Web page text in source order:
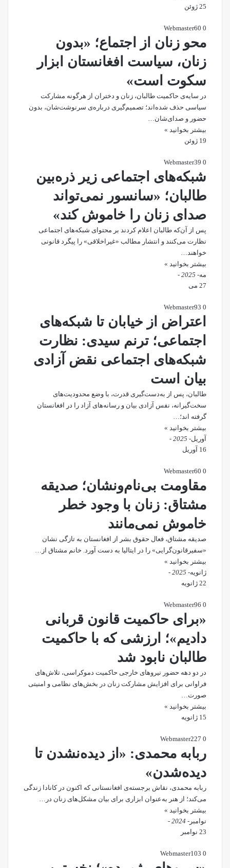
25 ژوئن
Webmaster 0
محو زنان از اجتماع؛ «بدون
زنان، سیاست افغانستان ابزار
سکوت است»
در سایه‌ی حاکمیت طالبان، زنان و دختران از هرگونه مشارکت
سیاسی حذف شده‌اند؛ تصمیم‌گیری درباره‌ی سرنوشت‌شان، بدون
حضور و صدای‌شان…
بیشتر بخوانید »
19 ژوئن
Webmaster 0
شبکه‌های اجتماعی زیر ذره‌بین
طالبان؛ «سانسور نمی‌تواند
صدای زنان را خاموش کند»
پس از آن‌که طالبان اعلام کردند بر محتوای شبکه‌های اجتماعی
نظارت می‌کنند و انتشار مطالب «غیراخلاقی» را پیگرد قانونی
خواهند…
بیشتر بخوانید »
مه- 2025 -
27 می
Webmaster 0
اعتراض از خیابان تا شبکه‌های
اجتماعی؛ ترنم سیدی: نظارت
شبکه‌های اجتماعی نقض آزادی
بیان است
طالبان، پس از به‌دست‌گیری قدرت، با وضع محدودیت‌های
سخت‌گیرانه، نفس آزادی بیان و رسانه‌های آزاد را در افغانستان
گرفته ‌اند؛…
بیشتر بخوانید »
آوریل- 2025 -
16 آوریل
Webmaster 0
مقاومت بی‌نام‌ونشان؛ صدیقه
مشتاق: زنان با وجود خطر
خاموش نمی‌مانند
صدیقه مشتاق، فعال حقوق بشر از افغانستان به تازگی نشان
«سفیرقانون‌گرایی» را در ایتالیا به دست آورد. خانم مشتاق از…
بیشتر بخوانید »
ژانویه- 2025 -
22 ژانویه
Webmaster 0
«برای حاکمیت قانون قربانی
دادیم»؛ ارزشی که با حاکمیت
طالبان نابود شد
در دو دهه حضور نیروهای خارجی حاکمیت دموکراسی، تلاش‌های
فراوانی برای افزایش مشارکت زنان در بخش‌های نظامی و امنیتی
صورت…
بیشتر بخوانید »
15 ژانویه
Webmaster 0
ربابه محمدی: «از دیده‌‌نشدن تا
دیده‌شدن»
ربابه محمدی، نقاش برجسته‌ی افغانستانی که اکنون در کانادا زندگی
می‌کند؛ از هنر به‌عنوان ابزاری برای بیان مشکل‌های زنان در…
بیشتر بخوانید »
نوامبر - 2024 -
23 نوامبر
Webmaster 0